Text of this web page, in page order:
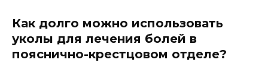
Как долго можно использовать
уколы для лечения болей в
пояснично-крестцовом отделе?